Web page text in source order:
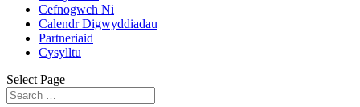
Cefnogwch Ni
Calendr Digwyddiadau
Partneriaid
Cysylltu
Select Page